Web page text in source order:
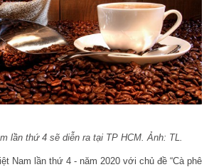
lần thứ 4 sẽ diễn ra tại TP HCM. Ảnh: TL.
Nam lần thứ 4 - năm 2020 với chủ đề “Cà phê